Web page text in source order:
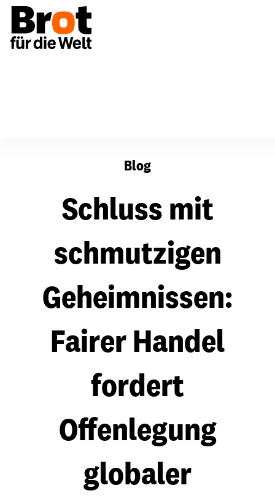
Blog
Schluss mit
schmutzigen
Geheimnissen:
Fairer Handel
fordert
Offenlegung
globaler